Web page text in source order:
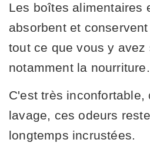
Les boîtes alimentaires
absorbent et
tout ce que vous y avez
notamment la nourriture.
C'est très inconfortable,
lavage, ces odeurs
longtemps incrustées.